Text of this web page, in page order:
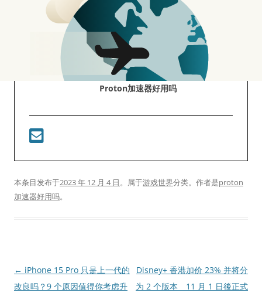
6.9 寸 iPhone 16 Ultra CAD 图来了！萤幕跟 Pro Max 相
差多远？
Proton加速器好用吗
本条目发布于2023 年 12 月 4 日。属于游戏世界分类。 作者是proton
加速器好用吗。
文
章
← iPhone 15 Pro 只是上一代的
改良吗？9 个原因值得你考虑升
Disney+ 香港加价 23% 并将分
为 2 个版本 11 月 1 日後正式